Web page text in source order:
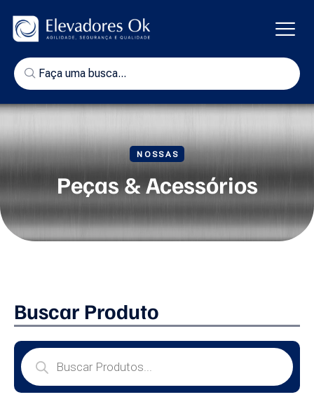
NOSSAS
Peças & Acessórios
Buscar Produto